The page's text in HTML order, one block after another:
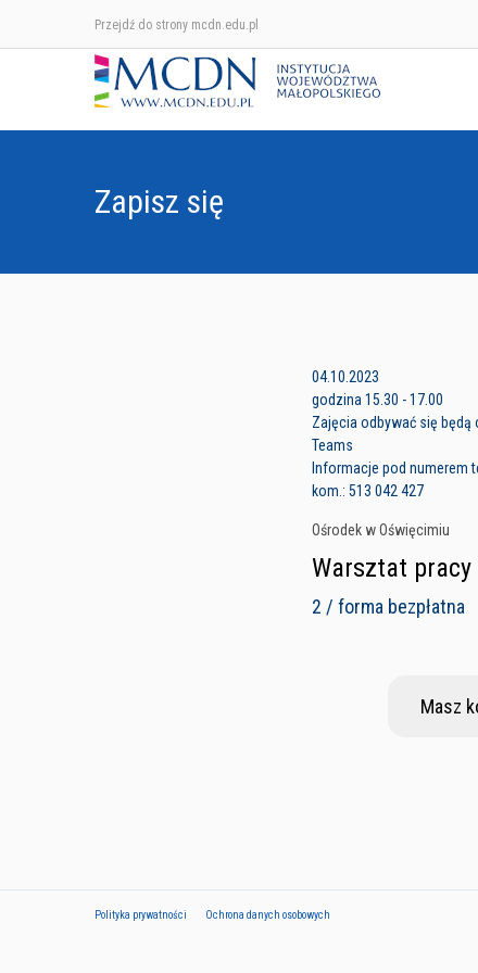
Przejdź do strony mcdn.edu.pl
Zapisz się
04.10.2023
godzina 15.30 - 17.00
Zajęcia odbywać się
Teams
Informacje pod numerem
kom.: 513 042 427
Ośrodek w Oświęcimiu
Warsztat
2 / forma bezpłatna
Masz
Polityka prywatności Ochrona danych osobowych